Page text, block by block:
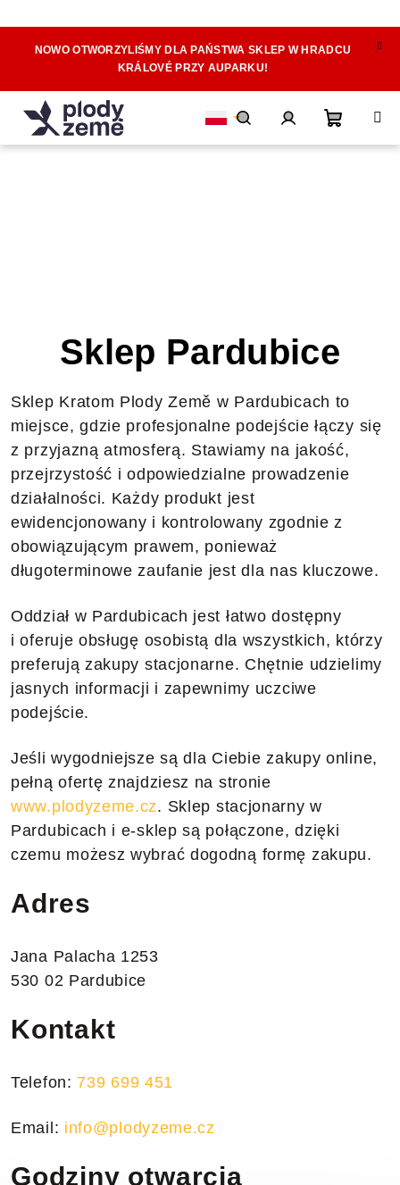
NOWO OTWORZYLIŚMY DLA PAŃSTWA SKLEP W HRADCU
KRÁLOVÉ PRZY AUPARKU!
SzukajZalogujKoszyk
Sklep Pardubice
Sklep Kratom Plody Země w Pardubicach to
miejsce, gdzie profesjonalne podejście łączy się
z przyjazną atmosferą. Stawiamy na jakość,
przejrzystość i odpowiedzialne prowadzenie
działalności. Każdy produkt jest
ewidencjonowany i kontrolowany zgodnie z
obowiązującym prawem, ponieważ
długoterminowe zaufanie jest dla nas kluczowe.
Oddział w Pardubicach jest łatwo dostępny
i oferuje obsługę osobistą dla wszystkich, którzy
preferują zakupy stacjonarne. Chętnie udzielimy
jasnych informacji i zapewnimy uczciwe
podejście.
Jeśli wygodniejsze są dla Ciebie zakupy online,
pełną ofertę znajdziesz na stronie
www.plodyzeme.cz. Sklep stacjonarny w
Pardubicach i e-sklep są połączone, dzięki
czemu możesz wybrać dogodną formę zakupu.
Adres
Jana Palacha 1253
530 02 Pardubice
Kontakt
Telefon: 739 699 451
Email: info@plodyzeme.cz
Godziny otwarcia